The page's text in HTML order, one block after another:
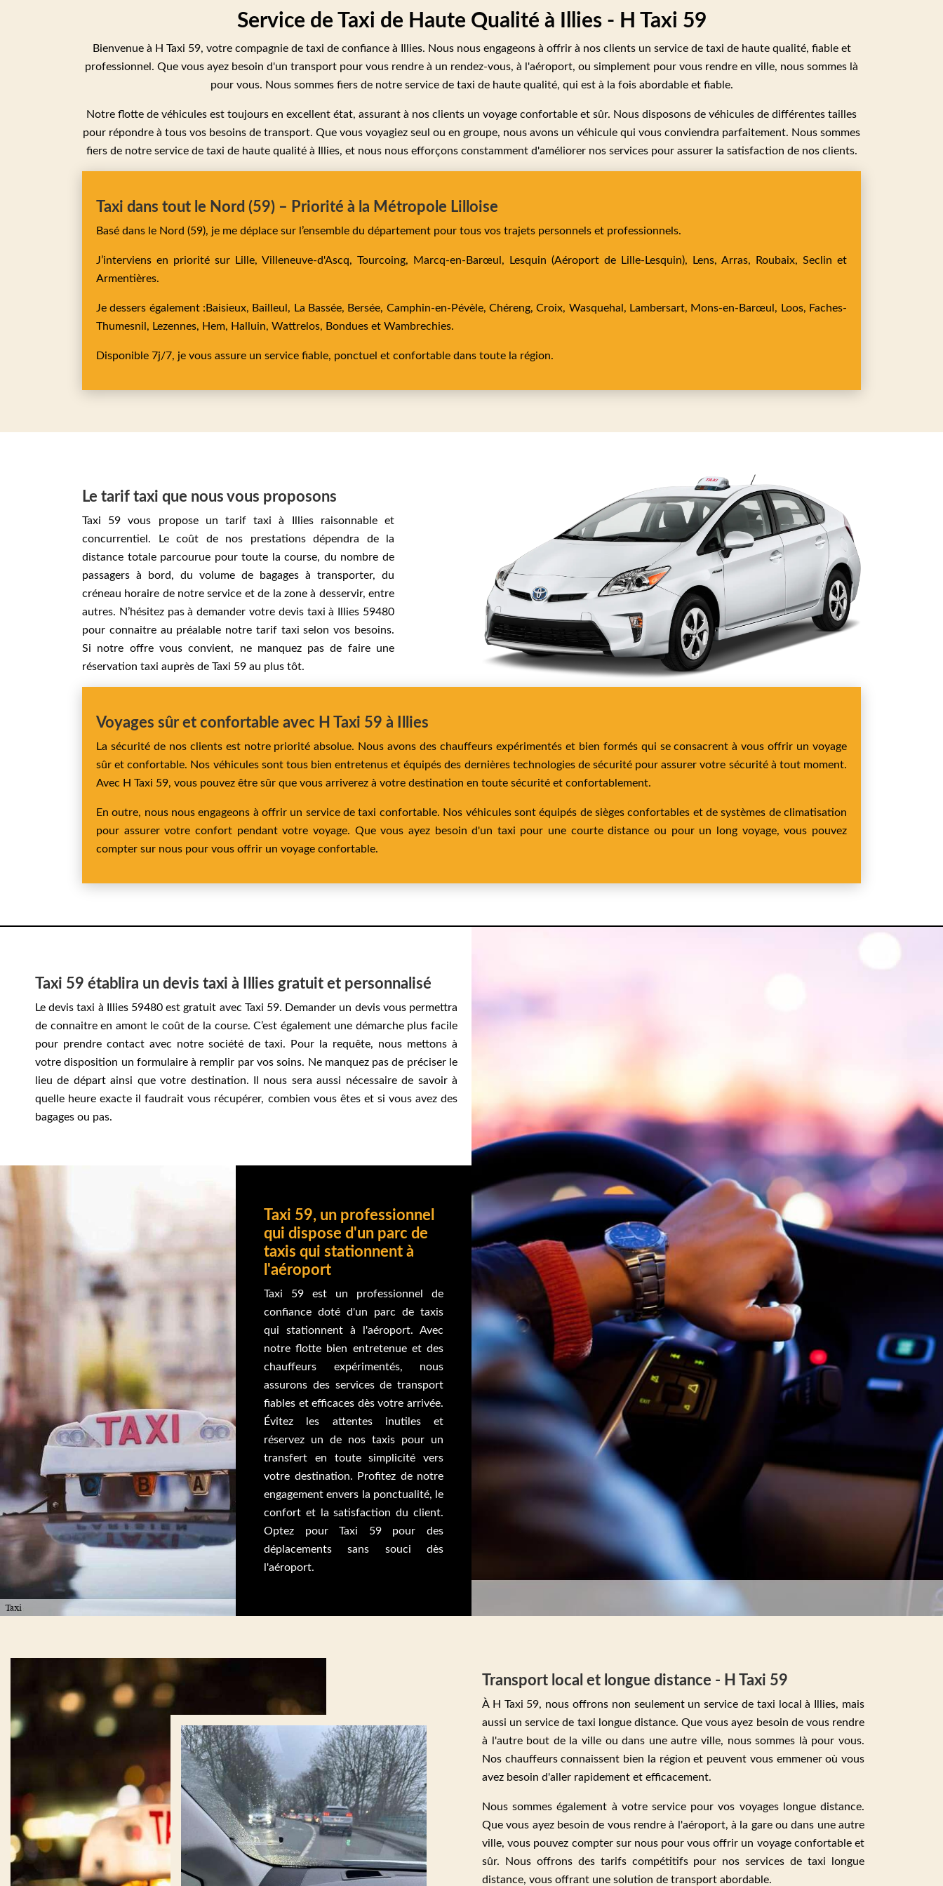
Service de Taxi de Haute Qualité à Illies - H Taxi 59
Bienvenue à H Taxi 59, votre compagnie de taxi de confiance à Illies. Nous nous engageons à offrir à nos clients un service de taxi de haute qualité, fiable et
professionnel. Que vous ayez besoin d'un transport pour vous rendre à un rendez-vous, à l'aéroport, ou simplement pour vous rendre en ville, nous sommes là
pour vous. Nous sommes fiers de notre service de taxi de haute qualité, qui est à la fois abordable et fiable.
Notre flotte de véhicules est toujours en excellent état, assurant à nos clients un voyage confortable et sûr. Nous disposons de véhicules de différentes tailles
pour répondre à tous vos besoins de transport. Que vous voyagiez seul ou en groupe, nous avons un véhicule qui vous conviendra parfaitement. Nous sommes
fiers de notre service de taxi de haute qualité à Illies, et nous nous efforçons constamment d'améliorer nos services pour assurer la satisfaction de nos clients.
Taxi dans tout le Nord (59) – Priorité à la Métropole Lilloise
Basé dans le Nord (59), je me déplace sur l’ensemble du département pour tous vos trajets personnels et professionnels.
J’interviens en priorité sur Lille, Villeneuve-d'Ascq, Tourcoing, Marcq-en-Barœul, Lesquin (Aéroport de Lille-Lesquin), Lens, Arras, Roubaix, Seclin et
Armentières.
Je dessers également : Baisieux, Bailleul, La Bassée, Bersée, Camphin-en-Pévèle,Chéreng,Croix, Wasquehal, Lambersart, Mons-en-Barœul, Loos, Faches-
Thumesnil, Lezennes, Hem, Halluin, Wattrelos, Bondues et Wambrechies.
Disponible 7j/7, je vous assure un service fiable, ponctuel et confortable dans toute la région.
Le tarif taxi que nous vous proposons
Taxi 59 vous propose un tarif taxi à Illies raisonnable et
concurrentiel. Le coût de nos prestations dépendra de la
distance totale parcourue pour toute la course, du nombre de
passagers à bord, du volume de bagages à transporter, du
créneau horaire de notre service et de la zone à desservir, entre
autres. N’hésitez pas à demander votre devis taxi à Illies 59480
pour connaitre au préalable notre tarif taxi selon vos besoins.
Si notre offre vous convient, ne manquez pas de faire une
réservation taxi auprès de Taxi 59 au plus tôt.
Voyages sûr et confortable avec H Taxi 59 à Illies
La sécurité de nos clients est notre priorité absolue. Nous avons des chauffeurs expérimentés et bien formés qui se consacrent à vous offrir un voyage
sûr et confortable. Nos véhicules sont tous bien entretenus et équipés des dernières technologies de sécurité pour assurer votre sécurité à tout moment.
Avec H Taxi 59, vous pouvez être sûr que vous arriverez à votre destination en toute sécurité et confortablement.
En outre, nous nous engageons à offrir un service de taxi confortable. Nos véhicules sont équipés de sièges confortables et de systèmes de climatisation
pour assurer votre confort pendant votre voyage. Que vous ayez besoin d'un taxi pour une courte distance ou pour un long voyage, vous pouvez
compter sur nous pour vous offrir un voyage confortable.
Taxi 59 établira un devis taxi à Illies gratuit et personnalisé
Le devis taxi à Illies 59480 est gratuit avec Taxi 59. Demander un devis vous permettra
de connaitre en amont le coût de la course. C’est également une démarche plus facile
pour prendre contact avec notre société de taxi. Pour la requête, nous mettons à
votre disposition un formulaire à remplir par vos soins. Ne manquez pas de préciser le
lieu de départ ainsi que votre destination. Il nous sera aussi nécessaire de savoir à
quelle heure exacte il faudrait vous récupérer, combien vous êtes et si vous avez des
bagages ou pas.
Taxi 59, un professionnel
qui dispose d'un parc de
taxis qui stationnent à
l'aéroport
Taxi 59 est un professionnel de
confiance doté d'un parc de taxis
qui stationnent à l'aéroport. Avec
notre flotte bien entretenue et des
chauffeurs expérimentés, nous
assurons des services de transport
fiables et efficaces dès votre arrivée.
Évitez les attentes inutiles et
réservez un de nos taxis pour un
transfert en toute simplicité vers
votre destination. Profitez de notre
engagement envers la ponctualité, le
confort et la satisfaction du client.
Optez pour Taxi 59 pour des
déplacements sans souci dès
l'aéroport.
Transport local et longue distance - H Taxi 59
À H Taxi 59, nous offrons non seulement un service de taxi local à Illies, mais
aussi un service de taxi longue distance. Que vous ayez besoin de vous rendre
à l'autre bout de la ville ou dans une autre ville, nous sommes là pour vous.
Nos chauffeurs connaissent bien la région et peuvent vous emmener où vous
avez besoin d'aller rapidement et efficacement.
Nous sommes également à votre service pour vos voyages longue distance.
Que vous ayez besoin de vous rendre à l'aéroport, à la gare ou dans une autre
ville, vous pouvez compter sur nous pour vous offrir un voyage confortable et
sûr. Nous offrons des tarifs compétitifs pour nos services de taxi longue
distance, vous offrant une solution de transport abordable.